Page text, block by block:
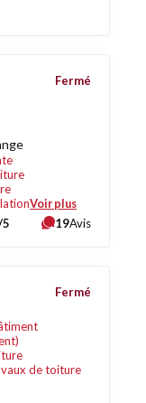
Voir plus
Fermé
19Avis
de toiture
Fermé